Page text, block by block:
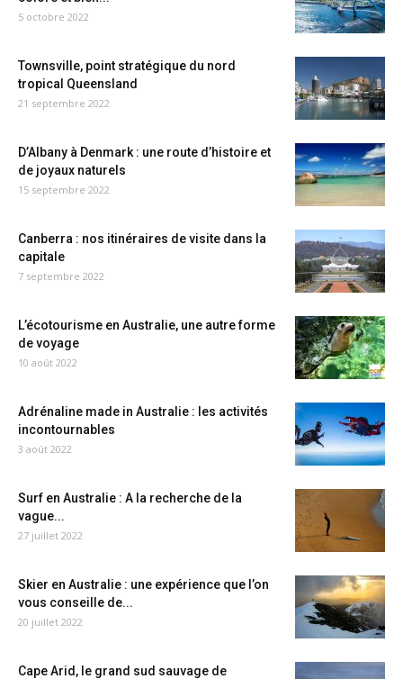
5 octobre 2022
Townsville, point stratégique du nord
tropical Queensland
21 septembre 2022
D’Albany à Denmark : une route d’histoire et
de joyaux naturels
15 septembre 2022
Canberra : nos itinéraires de visite dans la
capitale
7 septembre 2022
L’écotourisme en Australie, une autre forme
de voyage
10 août 2022
Adrénaline made in Australie : les activités
incontournables
3 août 2022
Surf en Australie : A la recherche de la
vague...
27 juillet 2022
Skier en Australie : une expérience que l’on
vous conseille de...
20 juillet 2022
Cape Arid, le grand sud sauvage de